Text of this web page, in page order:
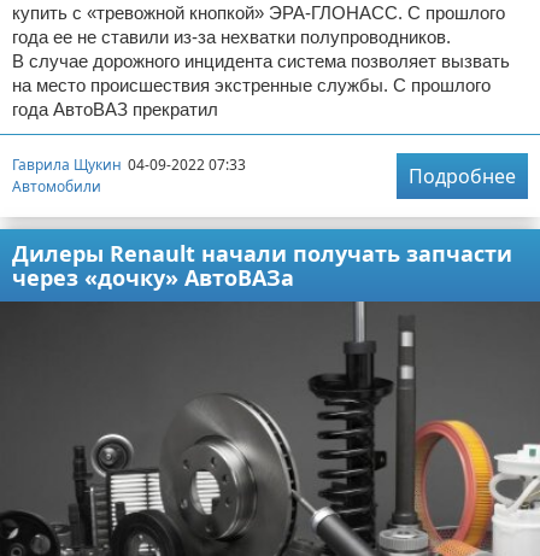
купить с «тревожной кнопкой» ЭРА-ГЛОНАСС. С прошлого
года ее не ставили из-за нехватки полупроводников.
В случае дорожного инцидента система позволяет вызвать
на место происшествия экстренные службы. С прошлого
года АвтоВАЗ прекратил
Гаврила Щукин 04-09-2022 07:33
Автомобили
Подробнее
Дилеры Renault начали получать запчасти
через «дочку» АвтоВАЗа